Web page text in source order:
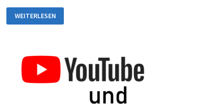
MEINE
AKTIVITÄT
100FK
WEITERLESEN